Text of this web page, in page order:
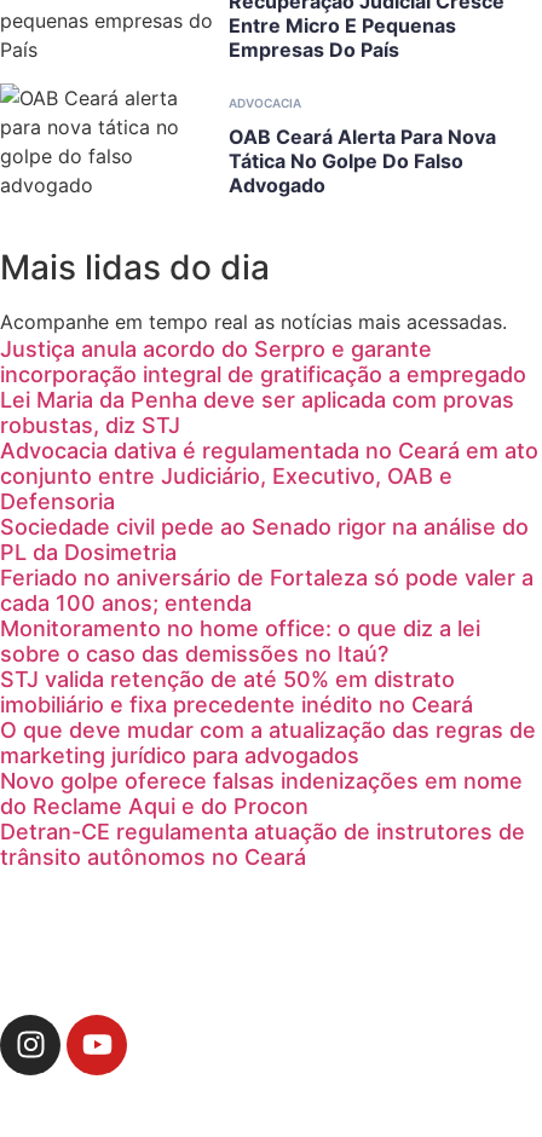
Entre Micro E Pequenas
Empresas Do País
ADVOCACIA
OAB Ceará Alerta Para Nova
Tática No Golpe Do Falso
Advogado
Mais lidas do dia
Acompanhe em tempo real as notícias mais acessadas.
Justiça anula acordo do Serpro e garante
incorporação integral de gratificação a empregado
Lei Maria da Penha deve ser aplicada com provas
robustas, diz STJ
Advocacia dativa é regulamentada no Ceará em ato
conjunto entre Judiciário, Executivo, OAB e
Defensoria
Sociedade civil pede ao Senado rigor na análise do
PL da Dosimetria
Feriado no aniversário de Fortaleza só pode valer a
cada 100 anos; entenda
Monitoramento no home office: o que diz a lei
sobre o caso das demissões no Itaú?
STJ valida retenção de até 50% em distrato
imobiliário e fixa precedente inédito no Ceará
O que deve mudar com a atualização das regras de
marketing jurídico para advogados
Novo golpe oferece falsas indenizações em nome
do Reclame Aqui e do Procon
Detran-CE regulamenta atuação de instrutores de
trânsito autônomos no Ceará